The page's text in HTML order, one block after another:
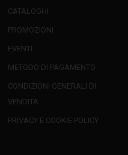
CATALOGHI
PROMOZIONI
EVENTI
METODO DI PAGAMENTO
CONDIZIONI GENERALI DI
VENDITA
PRIVACY E COOKIE POLICY